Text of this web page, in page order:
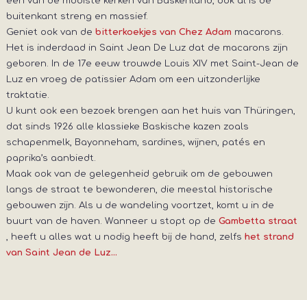
buitenkant streng en massief.
Geniet ook van de bitterkoekjes van Chez Adam macarons.
Het is inderdaad in Saint Jean De Luz dat de macarons zijn
geboren. In de 17e eeuw trouwde Louis XIV met Saint-Jean de
Luz en vroeg de patissier Adam om een uitzonderlijke
traktatie.
U kunt ook een bezoek brengen aan het huis van Thüringen,
dat sinds 1926 alle klassieke Baskische kazen zoals
schapenmelk, Bayonneham, sardines, wijnen, patés en
paprika’s aanbiedt.
Maak ook van de gelegenheid gebruik om de gebouwen
langs de straat te bewonderen, die meestal historische
gebouwen zijn. Als u de wandeling voortzet, komt u in de
buurt van de haven. Wanneer u stopt op de Gambetta straat
, heeft u alles wat u nodig heeft bij de hand, zelfs het strand
van Saint Jean de Luz…